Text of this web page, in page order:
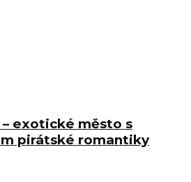
exotické město s
pirátské romantiky